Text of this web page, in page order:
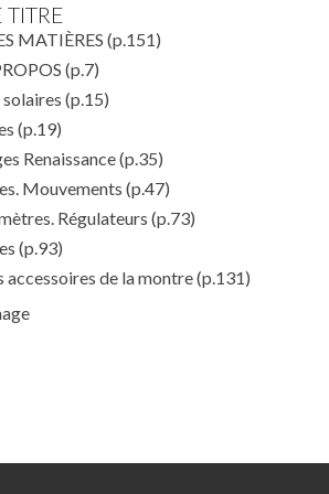
TITRE
MATIÈRES (p.151)
(p.7)
solaires (p.15)
(p.19)
Renaissance(p.35)
Mouvements (p.47)
Régulateurs (p.73)
(p.93)
accessoires de la montre(p.131)